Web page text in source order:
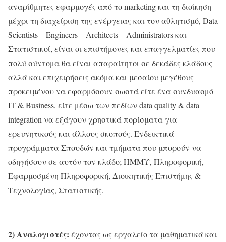
αναρίθμητες εφαρμογές από το marketing και τη διοίκηση
μέχρι τη διαχείριση της ενέργειας και τον αθλητισμό, Data
Scientists – Engineers – Architects – Administrators και
Στατιστικοί, είναι οι επιστήμονες και επαγγελματίες που
πολύ σύντομα θα είναι απαραίτητοι σε δεκάδες κλάδους
αλλά και επιχειρήσεις ακόμα και μεσαίου μεγέθους
προκειμένου να εφαρμόσουν σωστά είτε ένα συνδυασμό
IT & Business, είτε μέσω των πεδίων data quality & data
integration να εξάγουν χρηστικά πορίσματα για
ερευνητικούς και άλλους σκοπούς. Ενδεικτικά
προγράμματα Σπουδών και τμήματα που μπορούν να
οδηγήσουν σε αυτόν τον κλάδο; ΗΜΜΥ, Πληροφορική,
Εφαρμοσμένη Πληροφορική, Διοικητικής Επιστήμης &
Τεχνολογίας, Στατιστικής.
2) Αναλογιστές: έχοντας ως εργαλείο τα μαθηματικά και